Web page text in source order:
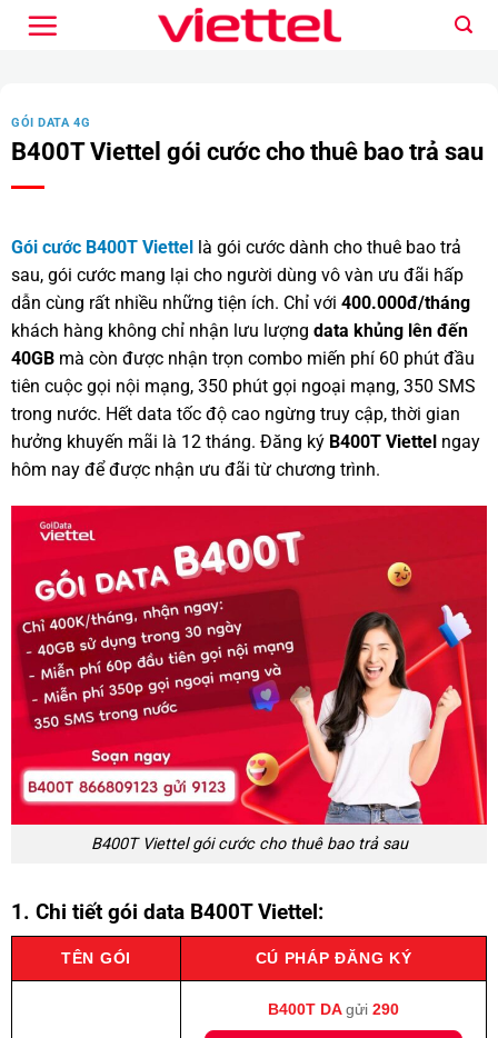
qua
GÓI DATA 4G
B400T Viettel gói cước cho thuê bao trả sau
Gói cước B400T Viettel là gói cước dành cho thuê bao trả
sau, gói cước mang lại cho người dùng vô vàn ưu đãi hấp
dẫn cùng rất nhiều những tiện ích. Chỉ với 400.000đ/tháng
khách hàng không chỉ nhận lưu lượng data khủng lên đến
40GB mà còn được nhận trọn combo miến phí 60 phút đầu
tiên cuộc gọi nội mạng, 350 phút gọi ngoại mạng, 350 SMS
trong nước. Hết data tốc độ cao ngừng truy cập, thời gian
hưởng khuyến mãi là 12 tháng. Đăng ký B400T Viettel ngay
hôm nay để được nhận ưu đãi từ chương trình.
B400T Viettel gói cước cho thuê bao trả sau
1. Chi tiết gói data B400T Viettel:
TÊN GÓI CÚ PHÁP ĐĂNG KÝ
B400T DAgửi 290